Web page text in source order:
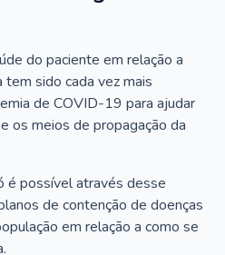
do paciente em relação a
sido cada vez mais
de COVID-19 para ajudar
os meios de propagação da
é possível através desse
de contenção de doenças
em relação a como se